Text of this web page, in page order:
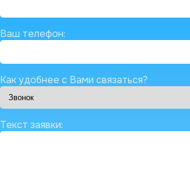
Ваш телефон:
Как удобнее с Вами связаться?
Текст заявки: